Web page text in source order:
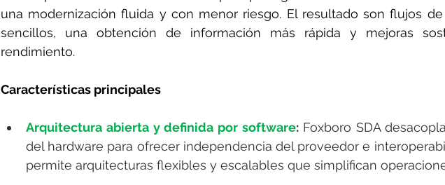
una modernización fluida y con menor riesgo. El resultado son flujos
sencillos, una obtención de información más rápida y mejoras
rendimiento.
Características principales
Arquitectura abierta y definida por software: Foxboro SDA
del hardware para ofrecer independencia del proveedor e
permite arquitecturas flexibles y escalables que simplifican